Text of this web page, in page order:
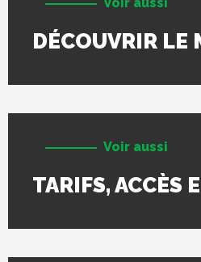
DÉCOUVRIR LE
Voir aussi
TARIFS, ACCÈS